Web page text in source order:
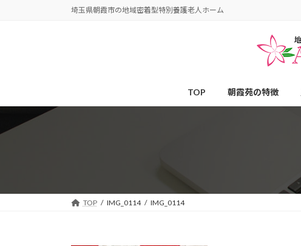
キ
プ
に
動
埼玉県朝霞市の地域密着型特別養護老人ホーム
TOP 朝霞苑の特徴
TOP IMG_0114 IMG_0114